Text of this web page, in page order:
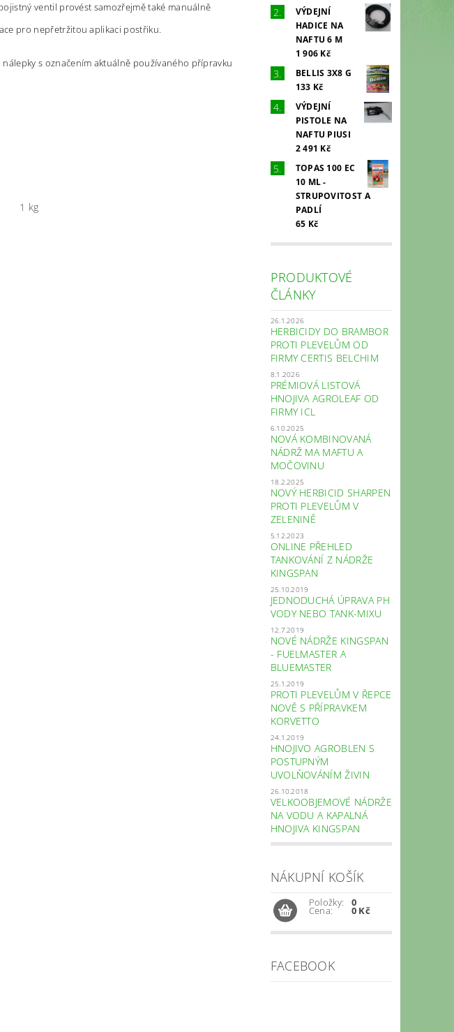
ventil provést samozřejmě také manuálně
pro nepřetržitou aplikaci postřiku.
nálepky s označením aktuálně používaného přípravku
1 kg
VÝDEJNÍ
HADICE NA
NAFTU 6 M
1 906 Kč
BELLIS 3X8 G
133 Kč
VÝDEJNÍ
PISTOLE NA
NAFTU PIUSI
2 491 Kč
TOPAS 100 EC
10 ML -
STRUPOVITOST A
PADLÍ
65 Kč
PRODUKTOVÉ
ČLÁNKY
26.1.2026
HERBICIDY DO BRAMBOR
PROTI PLEVELŮM OD
FIRMY CERTIS BELCHIM
8.1.2026
PRÉMIOVÁ LISTOVÁ
HNOJIVA AGROLEAF OD
FIRMY ICL
6.10.2025
NOVÁ KOMBINOVANÁ
NÁDRŽ MA MAFTU A
MOČOVINU
18.2.2025
NOVÝ HERBICID SHARPEN
PROTI PLEVELŮM V
ZELENINĚ
5.12.2023
ONLINE PŘEHLED
TANKOVÁNÍ Z NÁDRŽE
KINGSPAN
25.10.2019
JEDNODUCHÁ ÚPRAVA PH
VODY NEBO TANK-MIXU
12.7.2019
NOVÉ NÁDRŽE KINGSPAN
- FUELMASTER A
BLUEMASTER
25.1.2019
PROTI PLEVELŮM V ŘEPCE
NOVĚ S PŘÍPRAVKEM
KORVETTO
24.1.2019
HNOJIVO AGROBLEN S
POSTUPNÝM
UVOLŇOVÁNÍM ŽIVIN
26.10.2018
VELKOOBJEMOVÉ NÁDRŽE
NA VODU A KAPALNÁ
HNOJIVA KINGSPAN
NÁKUPNÍ KOŠÍK
Položky:
Cena:
0
0 Kč
FACEBOOK